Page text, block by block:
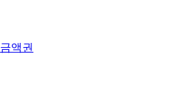
금액권